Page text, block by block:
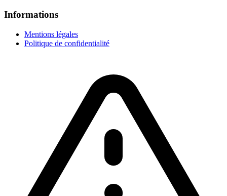
Informations
Mentions légales
Politique de confidentialité